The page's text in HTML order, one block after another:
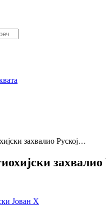
захвалио Руској…